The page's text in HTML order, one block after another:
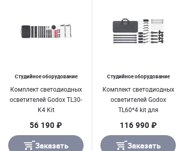
Студийное оборудование
Комплект светодиодных
осветителей Godox TL30-
K4 Kit
56 190 ₽
Заказать
Студийное оборудование
Комплект светодиодных
осветителей Godox
TL60*4 kit для
116 990 ₽
Заказать